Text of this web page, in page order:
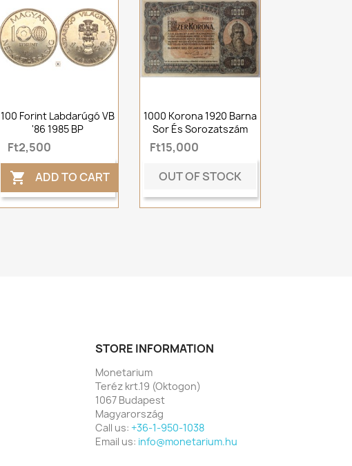
100 Forint Labdarúgó VB
'86 1985 BP
Ft2,500
 ADD TO CART
1000 Korona 1920 Barna
Sor És Sorozatszám
Ft15,000
OUT OF STOCK
STORE INFORMATION
Monetarium
Teréz krt.19 (Oktogon)
1067 Budapest
Magyarország
Call us: +36-1-950-1038
Email us: info@monetarium.hu